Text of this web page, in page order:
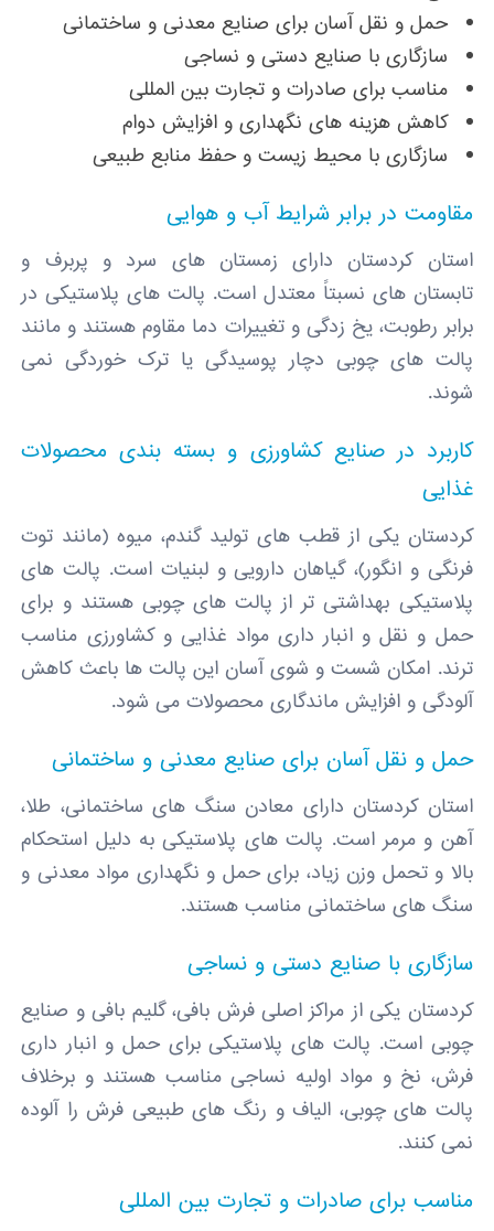
حمل ‌و نقل آسان برای صنایع معدنی و ساختمانی
سازگاری با صنایع دستی و نساجی
مناسب برای صادرات و تجارت بین ‌المللی
کاهش هزینه‌ های نگهداری و افزایش دوام
سازگاری با محیط ‌زیست و حفظ منابع طبیعی
مقاومت در برابر شرایط آب‌ و هوایی
استان کردستان دارای زمستان‌ های سرد و پربرف و
تابستان ‌های نسبتاً معتدل است. پالت‌ های پلاستیکی در
برابر رطوبت، یخ ‌زدگی و تغییرات دما مقاوم هستند و مانند
پالت ‌های چوبی دچار پوسیدگی یا ترک‌ خوردگی نمی
‌شوند.
کاربرد در صنایع کشاورزی و بسته‌ بندی محصولات
غذایی
کردستان یکی از قطب ‌های تولید گندم، میوه (مانند توت
‌فرنگی و انگور)، گیاهان دارویی و لبنیات است. پالت‌ های
پلاستیکی بهداشتی‌ تر از پالت‌ های چوبی هستند و برای
حمل‌ و نقل و انبار داری مواد غذایی و کشاورزی مناسب‌
ترند. امکان شست‌ و شوی آسان این پالت ‌ها باعث کاهش
آلودگی و افزایش ماندگاری محصولات می‌ شود.
حمل‌ و نقل آسان برای صنایع معدنی و ساختمانی
استان کردستان دارای معادن سنگ ‌های ساختمانی، طلا،
آهن و مرمر است. پالت ‌های پلاستیکی به دلیل استحکام
بالا و تحمل وزن زیاد، برای حمل و نگهداری مواد معدنی و
سنگ‌ های ساختمانی مناسب هستند.
سازگاری با صنایع دستی و نساجی
کردستان یکی از مراکز اصلی فرش ‌بافی، گلیم ‌بافی و صنایع
چوبی است. پالت ‌های پلاستیکی برای حمل و انبار داری
فرش، نخ و مواد اولیه نساجی مناسب هستند و برخلاف
پالت ‌های چوبی، الیاف و رنگ‌ های طبیعی فرش را آلوده
نمی ‌کنند.
مناسب برای صادرات و تجارت بین ‌المللی